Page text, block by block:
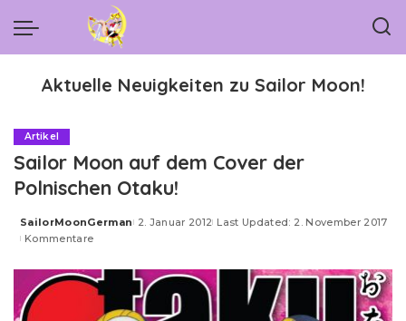
Aktuelle Neuigkeiten zu Sailor Moon!
Artikel
Sailor Moon auf dem Cover der
Polnischen Otaku!
Posted
by
SailorMoonGerman 2. Januar 2012 Last Updated: 2. November 2017
Kommentare